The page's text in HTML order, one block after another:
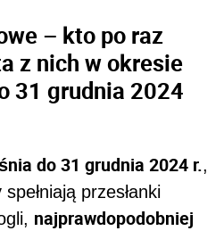
– kto po raz
z nich w okresie
31 grudnia 2024
do 31 grudnia 2024 r.,
przesłanki
najprawdopodobniej